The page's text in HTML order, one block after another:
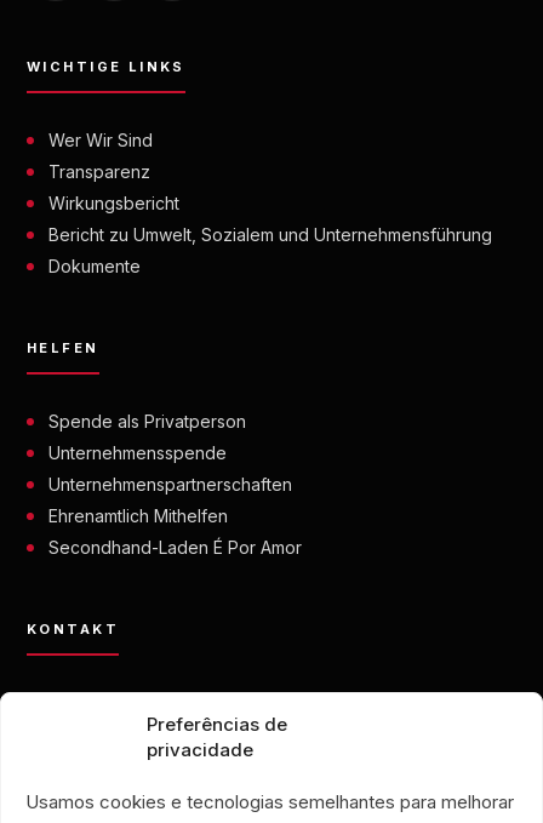
Preferências de
privacidade
Usamos cookies e tecnologias semelhantes para melhorar
WICHTIGE LINKS
Wer Wir Sind
Transparenz
Wirkungsbericht
Bericht zu Umwelt, Sozialem und Unternehmensführung
Dokumente
HELFEN
Spende als Privatperson
Unternehmensspende
Unternehmenspartnerschaften
Ehrenamtlich Mithelfen
Secondhand-Laden É Por Amor
KONTAKT
+55 21 99028-9090
ONG É POR AMOR